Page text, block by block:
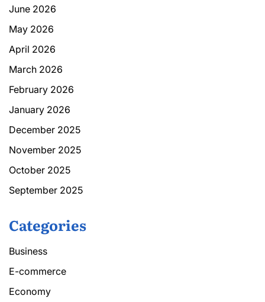
June 2026
May 2026
April 2026
March 2026
February 2026
January 2026
December 2025
November 2025
October 2025
September 2025
Categories
Business
E-commerce
Economy